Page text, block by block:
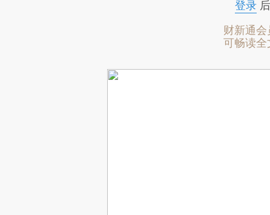
登录后
财新通会
可畅读全